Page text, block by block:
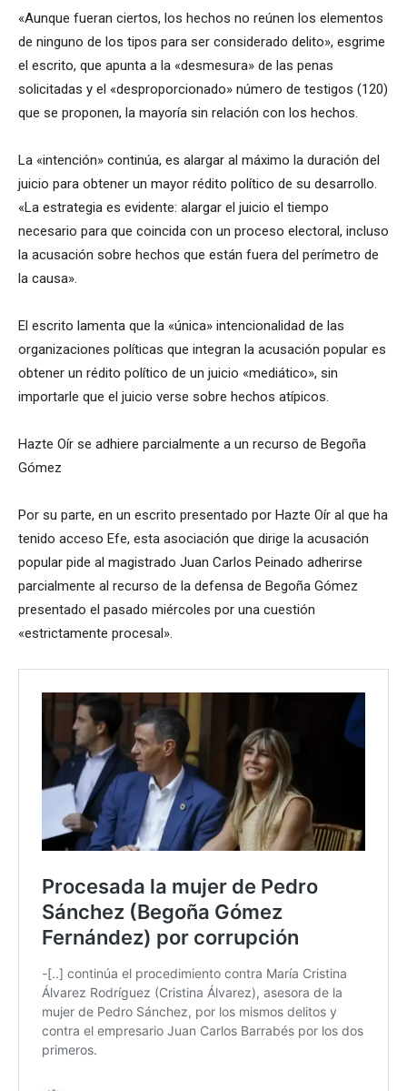
«Aunque fueran ciertos, los hechos no reúnen los elementos
de ninguno de los tipos para ser considerado delito», esgrime
el escrito, que apunta a la «desmesura» de las penas
solicitadas y el «desproporcionado» número de testigos (120)
que se proponen, la mayoría sin relación con los hechos.
La «intención» continúa, es alargar al máximo la duración del
juicio para obtener un mayor rédito político de su desarrollo.
«La estrategia es evidente: alargar el juicio el tiempo
necesario para que coincida con un proceso electoral, incluso
la acusación sobre hechos que están fuera del perímetro de
la causa».
El escrito lamenta que la «única» intencionalidad de las
organizaciones políticas que integran la acusación popular es
obtener un rédito político de un juicio «mediático», sin
importarle que el juicio verse sobre hechos atípicos.
Hazte Oír se adhiere parcialmente a un recurso de Begoña
Gómez
Por su parte, en un escrito presentado por Hazte Oír al que ha
tenido acceso Efe, esta asociación que dirige la acusación
popular pide al magistrado Juan Carlos Peinado adherirse
parcialmente al recurso de la defensa de Begoña Gómez
presentado el pasado miércoles por una cuestión
«estrictamente procesal».